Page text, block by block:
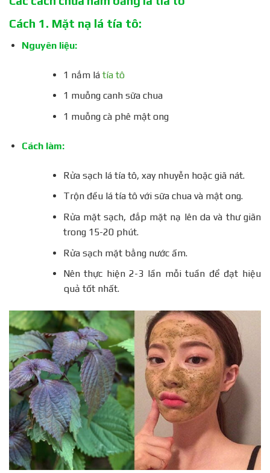
Cách 1. Mặt nạ lá tía tô:
Nguyên liệu:
1 nắm lá tía tô
1 muỗng canh sữa chua
1 muỗng cà phê mật ong
Cách làm:
Rửa sạch lá tía tô, xay nhuyễn hoặc giã nát.
Trộn đều lá tía tô với sữa chua và mật ong.
Rửa mặt sạch, đắp mặt nạ lên da và thư giãn
trong 15-20 phút.
Rửa sạch mặt bằng nước ấm.
Nên thực hiện 2-3 lần mỗi tuần để đạt hiệu
quả tốt nhất.